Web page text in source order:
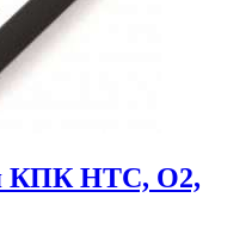
КПК HTC, O2,